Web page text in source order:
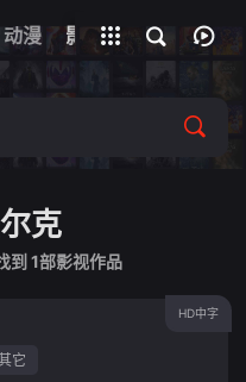
动漫 影视
片
克
到 1部影视作品
HD中字
它